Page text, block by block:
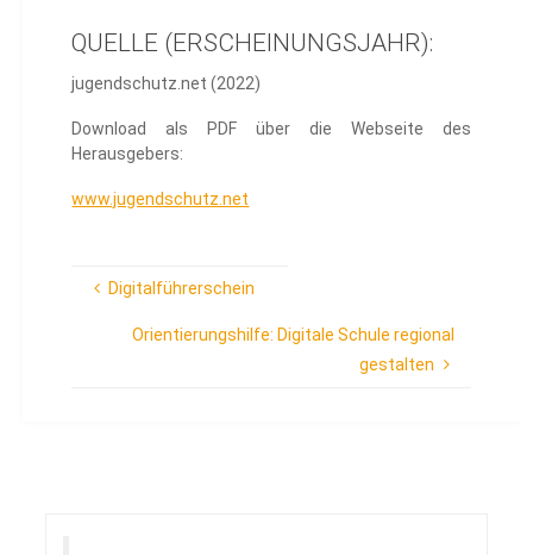
QUELLE (ERSCHEINUNGSJAHR):
jugendschutz.net (2022)
Download als PDF über die Webseite des
Herausgebers:
www.jugendschutz.net
Digitalführerschein
Orientierungshilfe: Digitale Schule regional
gestalten